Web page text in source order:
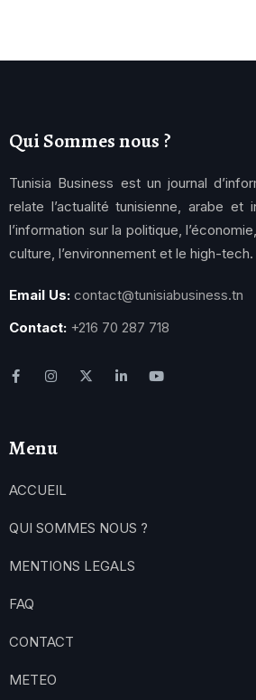
Qui Sommes nous ?
Tunisia Business est un journal
relate l’actualité tunisienne, arabe et
l’information sur la politique,
culture, l’environnement et le high-tech.
Email Us: contact@tunisiabusiness.tn
Contact: +216 70 287 718
Menu
ACCUEIL
QUI SOMMES NOUS ?
MENTIONS LEGALS
FAQ
CONTACT
METEO